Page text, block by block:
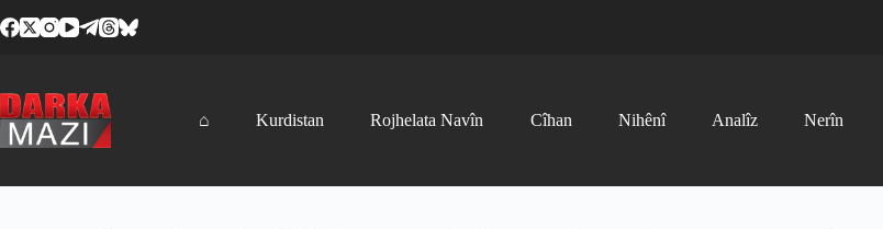
to
⌂ Kurdistan Rojhelata Navîn Cîhan Nihênî Analîz Nerîn